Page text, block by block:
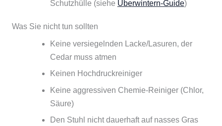
Schutzhülle (siehe Überwintern-Guide)
Was Sie nicht tun sollten
Keine versiegelnden Lacke/Lasuren, der
Cedar muss atmen
Keinen Hochdruckreiniger
Keine aggressiven Chemie-Reiniger (Chlor,
Säure)
Den Stuhl nicht dauerhaft auf nasses Gras